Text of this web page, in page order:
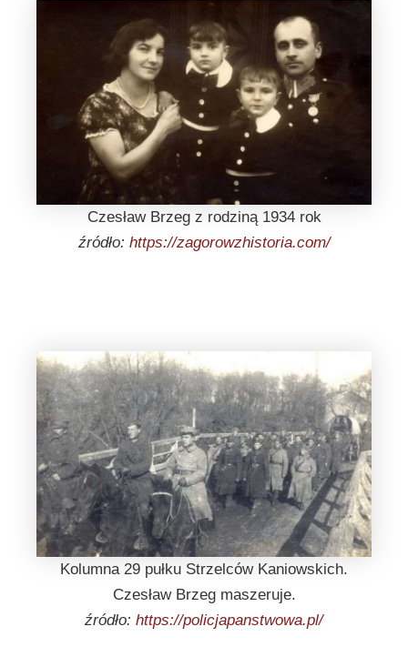
Czesław Brzeg z rodziną 1934 rok
źródło: https://zagorowzhistoria.com/
Kolumna 29 pułku Strzelców Kaniowskich.
Czesław Brzeg maszeruje.
źródło: https://policjapanstwowa.pl/